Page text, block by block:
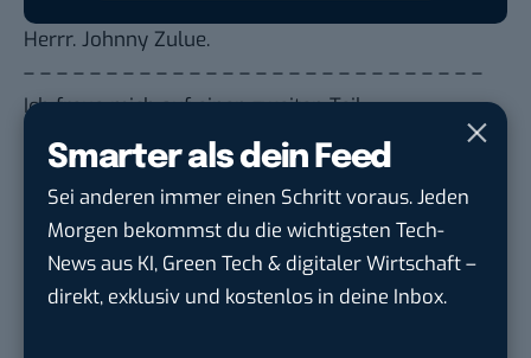
Smarter als dein Feed
Sei anderen immer einen Schritt voraus. Jeden
Morgen bekommst du die wichtigsten Tech-
News aus KI, Green Tech & digitaler Wirtschaft –
direkt, exklusiv und kostenlos in deine Inbox.
Herrr. Johnny Zulue.
– – – – – – – – – – – – – – – – – – – – – – – – – – – –
Ich freue mich auf einen zweiten Teil.
Du möchtest nicht abgehängt werden, wenn es um
KI, Green Tech und die Tech-Themen von Morgen
geht? Über 12.000 smarte Leser bekommen jeden
Tag UPDATE, unser Tech-Briefing mit den
wichtigsten News des Tages – und sichern sich